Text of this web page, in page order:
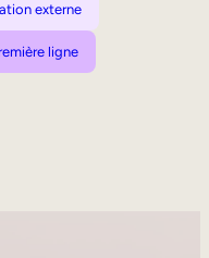
externe
ligne